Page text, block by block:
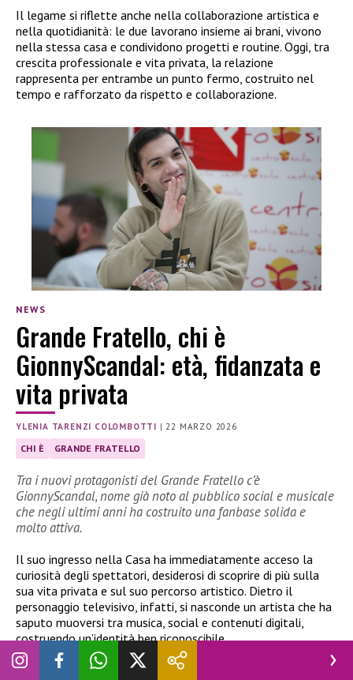
Il legame si riflette anche nella collaborazione artistica e
nella quotidianità: le due lavorano insieme ai brani, vivono
nella stessa casa e condividono progetti e routine. Oggi, tra
crescita professionale e vita privata, la relazione
rappresenta per entrambe un punto fermo, costruito nel
tempo e rafforzato da rispetto e collaborazione.
NEWS
Grande Fratello, chi è
GionnyScandal: età, fidanzata e
vita privata
YLENIA TARENZI COLOMBOTTI |22 MARZO 2026
CHI È GRANDE FRATELLO
Tra i nuovi protagonisti del Grande Fratello c’è
GionnyScandal, nome già noto al pubblico social e musicale
che negli ultimi anni ha costruito una fanbase solida e
molto attiva.
Il suo ingresso nella Casa ha immediatamente acceso la
curiosità degli spettatori, desiderosi di scoprire di più sulla
sua vita privata e sul suo percorso artistico. Dietro il
personaggio televisivo, infatti, si nasconde un artista che ha
saputo muoversi tra musica, social e contenuti digitali,
costruendo un’identità ben riconoscibile.